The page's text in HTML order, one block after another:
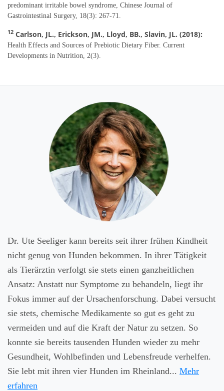
predominant irritable bowel syndrome, Chinese Journal of
Gastrointestinal Surgery, 18(3): 267-71.
12 Carlson, JL., Erickson, JM., Lloyd, BB., Slavin, JL. (2018):
Health Effects and Sources of Prebiotic Dietary Fiber. Current
Developments in Nutrition, 2(3).
Dr. Ute Seeliger kann bereits seit ihrer frühen Kindheit
nicht genug von Hunden bekommen. In ihrer Tätigkeit
als Tierärztin verfolgt sie stets einen ganzheitlichen
Ansatz: Anstatt nur Symptome zu behandeln, liegt ihr
Fokus immer auf der Ursachenforschung. Dabei versucht
sie stets, chemische Medikamente so gut es geht zu
vermeiden und auf die Kraft der Natur zu setzen. So
konnte sie bereits tausenden Hunden wieder zu mehr
Gesundheit, Wohlbefinden und Lebensfreude verhelfen.
Sie lebt mit ihren vier Hunden im Rheinland... Mehr
erfahren